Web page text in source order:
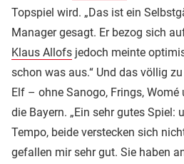
Topspiel wird. „Das ist ein
Manager gesagt. Er bezog sich
Klaus Allofs jedoch meinte
schon was aus.“ Und das völlig
Elf – ohne Sanogo, Frings,
die Bayern. „Ein sehr gutes Spiel:
Tempo, beide verstecken sich
gefallen mir sehr gut. Sie haben